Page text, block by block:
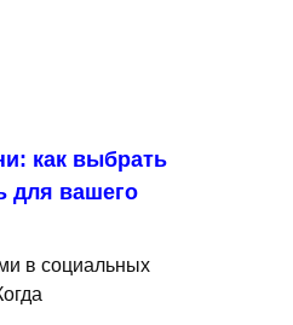
как выбрать
для вашего
в социальных